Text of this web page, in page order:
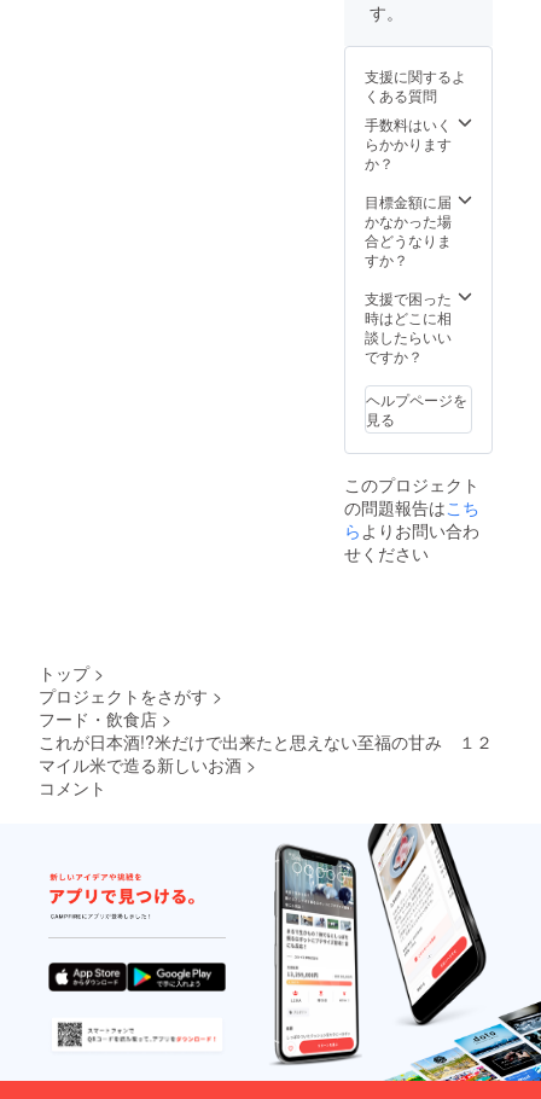
日本国
内のみ
ご指定
いただ
けま
い。 ご
指定が
ない場
合は
SNSで
一般公
当たっ
た人へ
お届け
（例）
・1本は
自分の
住所へ
残りは
送先を
指定し
てそれ
ぞれ送
る。 ・
1～5
セット
公募 ）
る場
合】 送
り先を
指定す
る場
合、備
考欄か
CAMPF
IREの
メッ
セージ
機能 で
『お名
前・ご
応援プ
ランを
よろし
くお願
い致し
ます。
送りた
い方が
いる場
お相手
の情報
をそれ
ぞれご
ださ
い。 ご
指定が
ない場
SNSで
一般公
募して
抽選に
送り、
指定し
てそれ
ぞれ送
る。 ・
1～3
セット
を誰に
配送す
るかは
全て運
営者に
任せ
る。
（SNS
ている
方向け
のプラ
ンで
す。 想
いや製
スなど
にご共
感いた
しても
良い
な」と
感じた
非、こ
の宣伝
応援プ
ランを
くお願
い致し
ます。
贈り物
として
ぞれご
指定が
ない場
合は
SNSで
一般公
募して
抽選に
当たっ
た人へ
お届け
しま
す。
（例）
・1本は
【セッ
容】→
こちら
が５組
届きま
す。 ・
Goddes
s
UZUME
for
ion
Level 5
純米大
吟醸
１本 ・
Party
Goddes
s
for
Relaxat
ion
Level 3
純米大
Relaxat
ion
300ml ×
１本 ・
オリジ
ナル
グッズ
・
Relaxat
ionの
ちょっ
と変
わった
希少な
酒粕 オ
リジナ
す。
支援に関するよ
くある質問
手数料はいく
らかかります
か？
目標金額に届
かなかった場
合どうなりま
すか？
支援で困った
時はどこに相
談したらいい
ですか？
ヘルプページを
見る
このプロジェクト
の問題報告はこち
ら よりお問い合わ
せください
トップ >
プロジェクトをさがす >
フード・飲食店 >
これが日本酒!?米だけで出来たと思えない至福の甘み １２
マイル米で造る新しいお酒 >
コメント